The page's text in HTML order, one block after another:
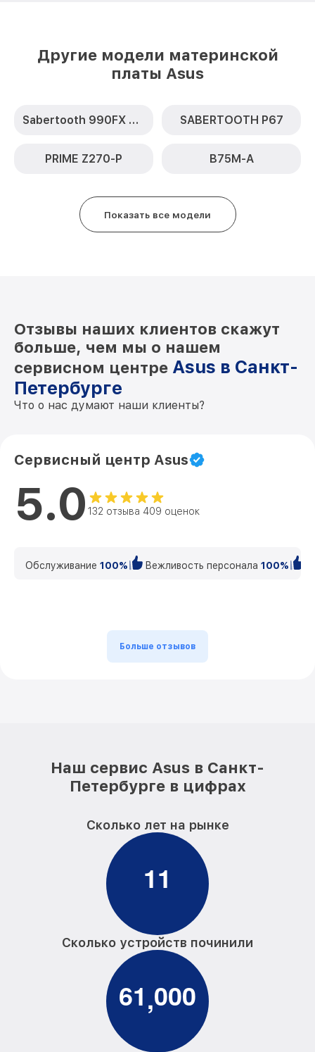
Другие модели материнской
платы Asus
Sabertooth 990FX R2.0 SABERTOOTH P67
PRIME Z270-P B75M-A
Показать все модели
Отзывы наших клиентов скажут
больше, чем мы о нашем
сервисном центре Asus в Санкт-
Петербурге
Что о нас думают наши клиенты?
Сервисный центр Asus
5.0 132 отзыва 409 оценок
Обслуживание 100% Вежливость персонала 100%
Больше отзывов
Наш сервис Asus в Санкт-
Петербурге в цифрах
Сколько лет на рынке
11
Сколько устройств починили
61,000